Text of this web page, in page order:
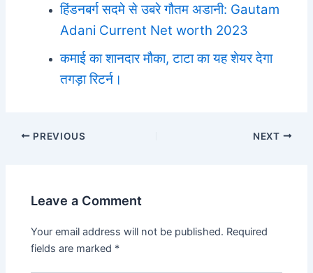
हिंडनबर्ग सदमे से उबरे गौतम अडानी: Gautam
Adani Current Net worth 2023
कमाई का शानदार मौका, टाटा का यह शेयर देगा
तगड़ा रिटर्न।
Post
PREVIOUS NEXT
Leave a Comment
Your email address will not be published. Required
fields are marked *